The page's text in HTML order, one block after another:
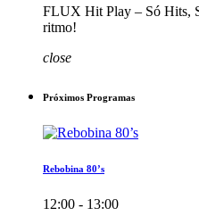
FLUX Hit Play – Só Hits,
ritmo!
close
Próximos Programas
Rebobina 80’s
12:00 - 13:00